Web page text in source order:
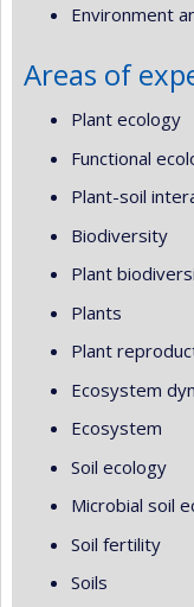
Environment
Areas of
Plant ecology
Functional
Plant-soil
Biodiversity
Plant
Plants
Plant
Ecosystem
Ecosystem
Soil ecology
Microbial soil
Soil fertility
Soils